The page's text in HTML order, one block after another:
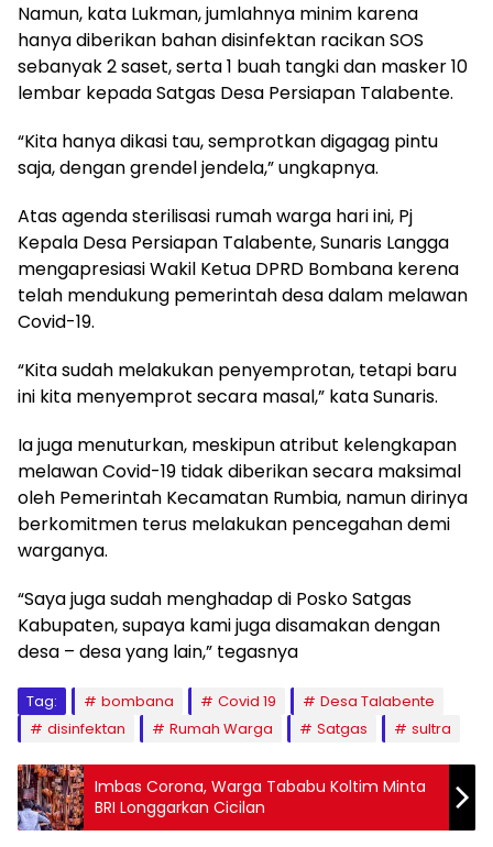
Namun, kata Lukman, jumlahnya minim karena
hanya diberikan bahan disinfektan racikan SOS
sebanyak 2 saset, serta 1 buah tangki dan masker 10
lembar kepada Satgas Desa Persiapan Talabente.
“Kita hanya dikasi tau, semprotkan digagag pintu
saja, dengan grendel jendela,” ungkapnya.
Atas agenda sterilisasi rumah warga hari ini, Pj
Kepala Desa Persiapan Talabente, Sunaris Langga
mengapresiasi Wakil Ketua DPRD Bombana kerena
telah mendukung pemerintah desa dalam melawan
Covid-19.
“Kita sudah melakukan penyemprotan, tetapi baru
ini kita menyemprot secara masal,” kata Sunaris.
Ia juga menuturkan, meskipun atribut kelengkapan
melawan Covid-19 tidak diberikan secara maksimal
oleh Pemerintah Kecamatan Rumbia, namun dirinya
berkomitmen terus melakukan pencegahan demi
warganya.
“Saya juga sudah menghadap di Posko Satgas
Kabupaten, supaya kami juga disamakan dengan
desa – desa yang lain,” tegasnya
Tag: bombana Covid 19
Desa Talabente
disinfektan
Rumah Warga Satgas sultra
Imbas Corona, Warga Tababu Koltim Minta
BRI Longgarkan Cicilan